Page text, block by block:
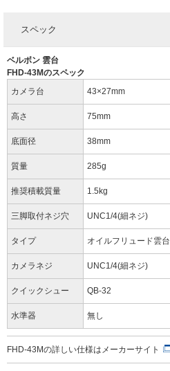
スペック
ベルボン 雲台
FHD-43Mのスペック
カメラ台
43×27mm
高さ 75mm
底面径 38mm
質量 285g
推奨積載質量 1.5kg
三脚取付ネジ穴 UNC1/4(細ネジ)
タイプ オイルフリュード雲台
カメラネジ UNC1/4(細ネジ)
クイックシュー QB-32
水準器 無し
FHD-43Mの詳しい仕様は メーカーサイト